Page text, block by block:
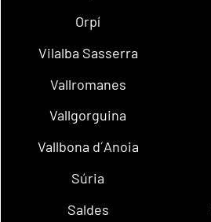
Orpí
Vilalba Sasserra
Vallromanes
Vallgorguina
Vallbona d´Anoia
Súria
Saldes